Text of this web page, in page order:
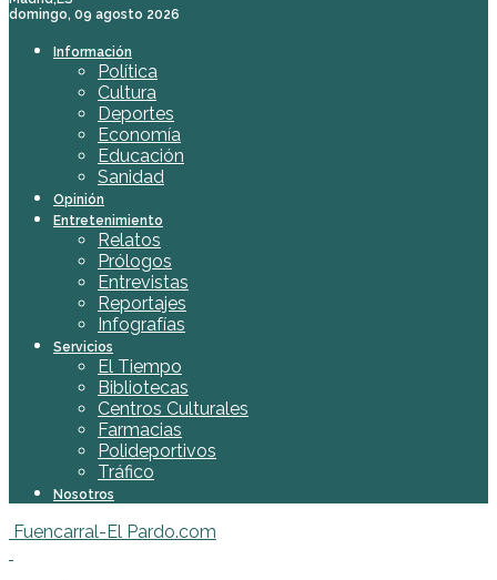
domingo, 09 agosto 2026
Información
Política
Cultura
Deportes
Economía
Educación
Sanidad
Opinión
Entretenimiento
Relatos
Prólogos
Entrevistas
Reportajes
Infografías
Servicios
El Tiempo
Bibliotecas
Centros Culturales
Farmacias
Polideportivos
Tráfico
Nosotros
Fuencarral-El Pardo.com